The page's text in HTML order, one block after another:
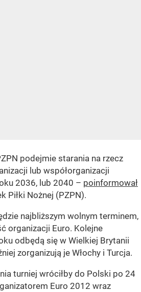
podejmie starania na rzecz
lub współorganizacji
2036, lub 2040 – poinformował
Piłki Nożnej (PZPN).
najbliższym wolnym terminem,
organizacji Euro. Kolejne
odbędą się w Wielkiej Brytanii
zorganizują je Włochy i Turcja.
turniej wróciłby do Polski po 24
Euro 2012 wraz